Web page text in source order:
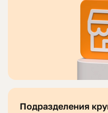
Подразделения